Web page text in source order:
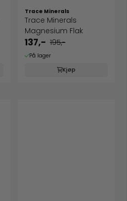
Trace Minerals
Trace Minerals
Magnesium Flak
137,- 195,-
På lager
Kjøp